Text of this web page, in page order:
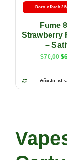
Dozo x Torch
Fume
Strawberry
–
$70,00 $
Añadir al